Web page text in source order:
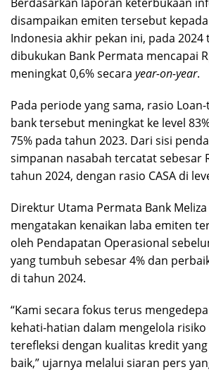
Berdasarkan laporan keterbukaan
disampaikan emiten tersebut
Indonesia akhir pekan ini, pada 2024
dibukukan Bank Permata mencapai
meningkat 0,6% secara year-on-year.
Pada periode yang sama, rasio
bank tersebut meningkat ke level
75% pada tahun 2023. Dari sisi
simpanan nasabah tercatat sebesar
tahun 2024, dengan rasio CASA di
Direktur Utama Permata Bank Meliza
mengatakan kenaikan laba emiten
oleh Pendapatan Operasional
yang tumbuh sebesar 4% dan
di tahun 2024.
“Kami secara fokus terus
kehati-hatian dalam mengelola
terefleksi dengan kualitas kredit
baik,” ujarnya melalui siaran pers